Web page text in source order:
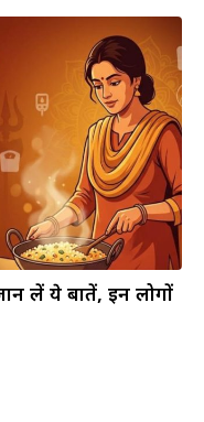
लें ये बातें, इन लोगों